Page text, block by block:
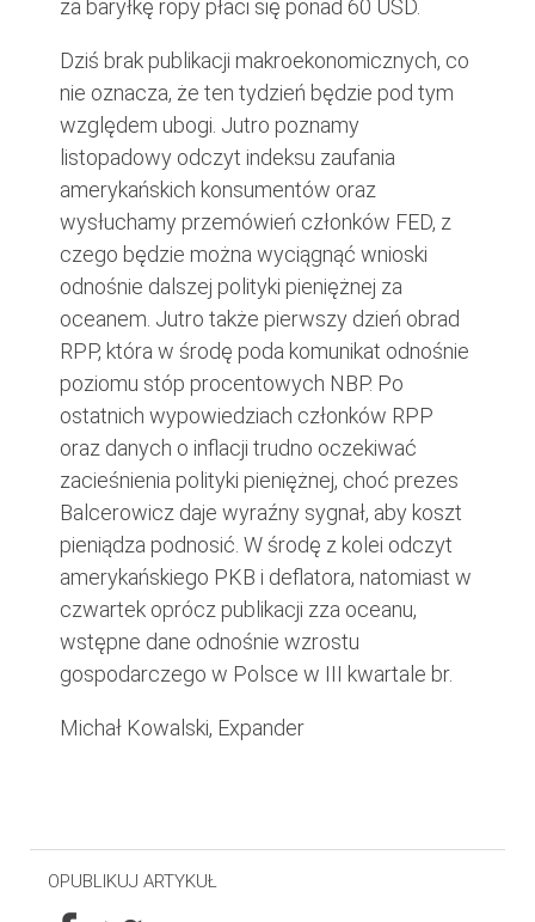
za baryłkę ropy płaci się ponad 60 USD.
Dziś brak publikacji makroekonomicznych, co
nie oznacza, że ten tydzień będzie pod tym
względem ubogi. Jutro poznamy
listopadowy odczyt indeksu zaufania
amerykańskich konsumentów oraz
wysłuchamy przemówień członków FED, z
czego będzie można wyciągnąć wnioski
odnośnie dalszej polityki pieniężnej za
oceanem. Jutro także pierwszy dzień obrad
RPP, która w środę poda komunikat odnośnie
poziomu stóp procentowych NBP. Po
ostatnich wypowiedziach członków RPP
oraz danych o inflacji trudno oczekiwać
zacieśnienia polityki pieniężnej, choć prezes
Balcerowicz daje wyraźny sygnał, aby koszt
pieniądza podnosić. W środę z kolei odczyt
amerykańskiego PKB i deflatora, natomiast w
czwartek oprócz publikacji zza oceanu,
wstępne dane odnośnie wzrostu
gospodarczego w Polsce w III kwartale br.
Michał Kowalski, Expander
OPUBLIKUJ ARTYKUŁ